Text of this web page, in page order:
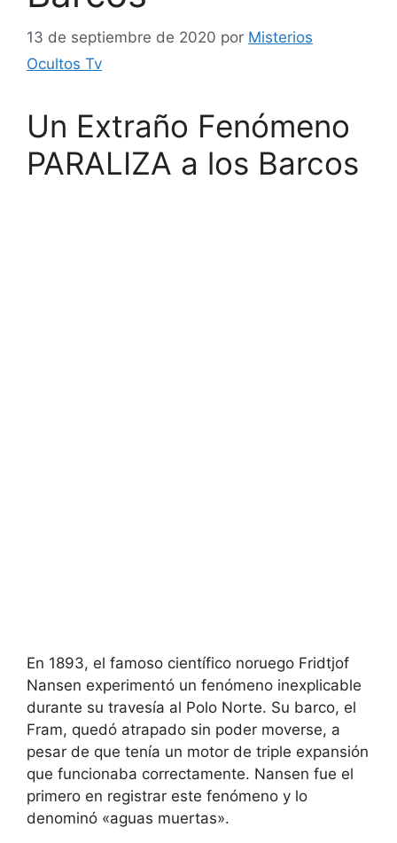
13 de septiembre de 2020 por Misterios
Ocultos Tv
Un Extraño Fenómeno
PARALIZA a los Barcos
En 1893, el famoso científico noruego Fridtjof
Nansen experimentó un fenómeno inexplicable
durante su travesía al Polo Norte. Su barco, el
Fram, quedó atrapado sin poder moverse, a
pesar de que tenía un motor de triple expansión
que funcionaba correctamente. Nansen fue el
primero en registrar este fenómeno y lo
denominó «aguas muertas».